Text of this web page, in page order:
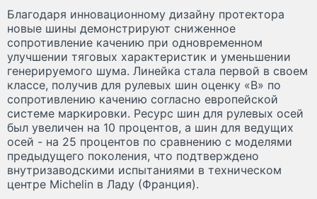
Благодаря инновационному дизайну протектора
новые шины демонстрируют сниженное
сопротивление качению при одновременном
улучшении тяговых характеристик и уменьшении
генерируемого шума. Линейка стала первой в своем
классе, получив для рулевых шин оценку «B» по
сопротивлению качению согласно европейской
системе маркировки. Ресурс шин для рулевых осей
был увеличен на 10 процентов, а шин для ведущих
осей - на 25 процентов по сравнению с моделями
предыдущего поколения, что подтверждено
внутризаводскими испытаниями в техническом
центре Michelin в Ладу (Франция).